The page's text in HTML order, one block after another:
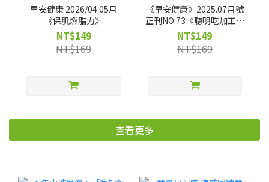
早安健康 2026/04.05月
《保肌燃脂力》
NT$149
NT$169
《早安健康》2025.07月號
正刊NO.73《聰明吃加工食
品》21招快樂減量，漸
進、客製化調整兼顧美味
與營養
NT$149
NT$169
查看更多